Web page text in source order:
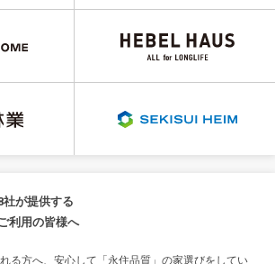
が提供する
利用の皆様へ
る方へ、安心して「永住品質」の家選びをしてい